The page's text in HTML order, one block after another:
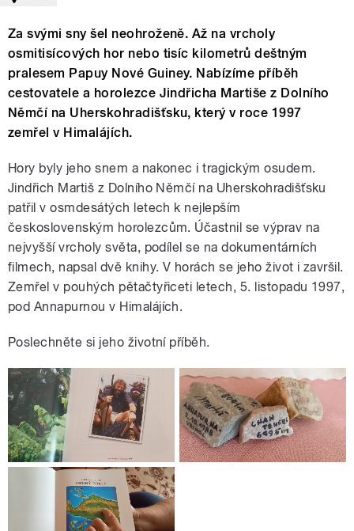
Za svými sny šel neohroženě. Až na vrcholy
osmitisícových hor nebo tisíc kilometrů deštným
pralesem Papuy Nové Guiney. Nabízíme příběh
cestovatele a horolezce Jindřicha Martiše z Dolního
Němčí na Uherskohradišťsku, který v roce 1997
zemřel v Himalájích.
Hory byly jeho snem a nakonec i tragickým osudem.
Jindřich Martiš z Dolního Němčí na Uherskohradišťsku
patřil v osmdesátých letech k nejlepším
československým horolezcům. Účastnil se výprav na
nejvyšší vrcholy světa, podílel se na dokumentárních
filmech, napsal dvě knihy. V horách se jeho život i završil.
Zemřel v pouhých pětačtyřiceti letech, 5. listopadu 1997,
pod Annapurnou v Himalájích.
Poslechněte si jeho životní příběh.